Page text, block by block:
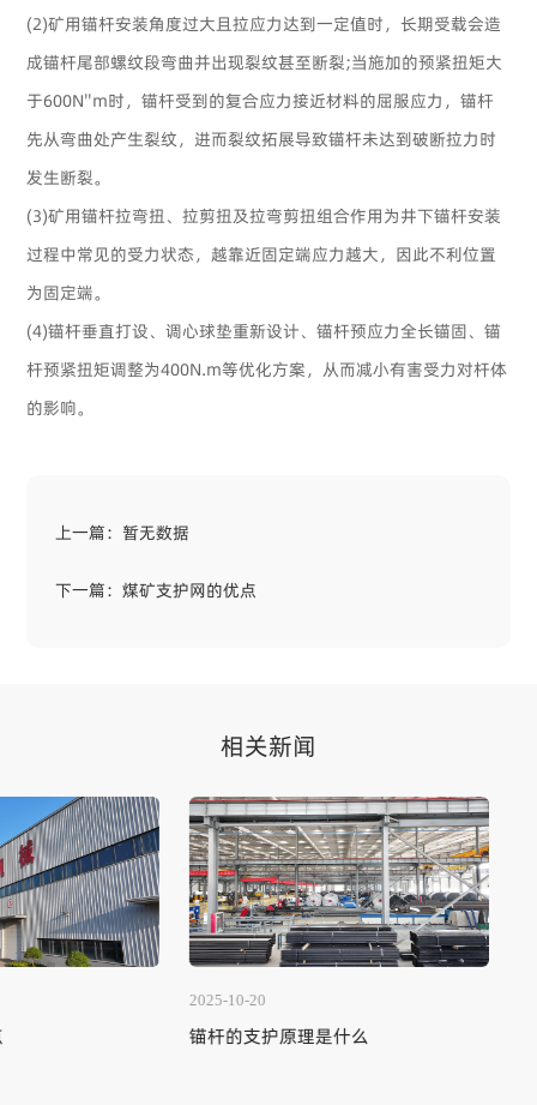
(2)矿用锚杆安装角度过大且拉应力达到一定值时，长期受载会造
成锚杆尾部螺纹段弯曲并出现裂纹甚至断裂;当施加的预紧扭矩大
于600N''m时，锚杆受到的复合应力接近材料的屈服应力，锚杆
先从弯曲处产生裂纹，进而裂纹拓展导致锚杆未达到破断拉力时
发生断裂。
(3)矿用锚杆拉弯扭、拉剪扭及拉弯剪扭组合作用为井下锚杆安装
过程中常见的受力状态，越靠近固定端应力越大，因此不利位置
为固定端。
(4)锚杆垂直打设、调心球垫重新设计、锚杆预应力全长锚固、锚
杆预紧扭矩调整为400N.m等优化方案，从而减小有害受力对杆体
的影响。
上一篇：暂无数据
下一篇：煤矿支护网的优点
相关新闻
网的优点 锚杆的支护原理是什么